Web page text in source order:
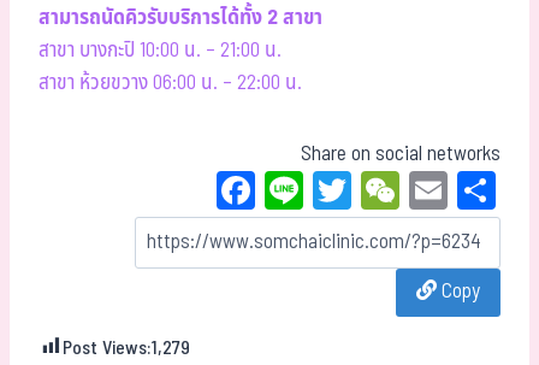
สามารถนัดคิวรับบริการได้ทั้ง 2 สาขา
สาขา บางกะปิ 10:00 น. – 21:00 น.
สาขา ห้วยขวาง 06:00 น. – 22:00 น.
Share on social networks
Fa
ce
bo
Li
ne
T
wi
tt
W
eC
ha
t
E
m
ail
Copy
Post Views:1,279